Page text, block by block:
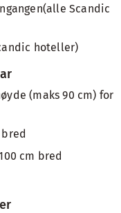
Scandic
hoteller)
(maks 90 cm) for
cm bred